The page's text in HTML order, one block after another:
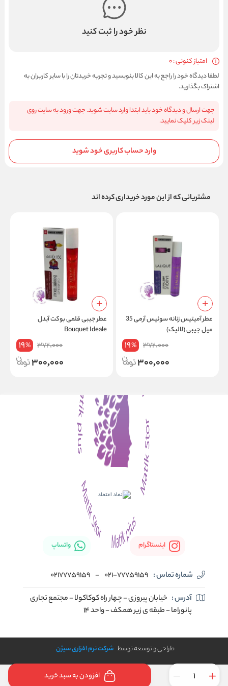
افزودن به سبد خرید
نظر خود را ثبت کنید
امتیاز کنونی : 0
لطفا دیدگاه خود را راجع به این کالا بنویسید و تجربه خریدتان را با سایر کاربران به
اشتراک بگذارید.
جهت ارسال و دیدگاه خود باید ابتدا وارد سایت شوید. جهت ورود به سایت روی
لینک زیر کلیک نمایید.
وارد حساب کاربری خود شوید
مشتریانی که از این مورد خریداری کرده اند
عطر آمیتیس زنانه سوئیس آرمی 35
میل جیبی (لالیک)
372,000
19%
300,000
عطر جیبی قلمی بوکت آیدل
Bouquet Ideale
372,000
19%
300,000
اینستاگرام واتساپ
شماره تماس : 021-77759159
-
02177759159
آدرس : خیابان پیروزی - چهار راه کوکاکولا - مجتمع تجاری
پانوراما - طبقه ی زیر همکف - واحد 14
طراحی و توسعه توسط شرکت نرم افزاری سیژن